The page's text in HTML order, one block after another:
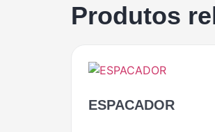
Produtos
ESPACADOR